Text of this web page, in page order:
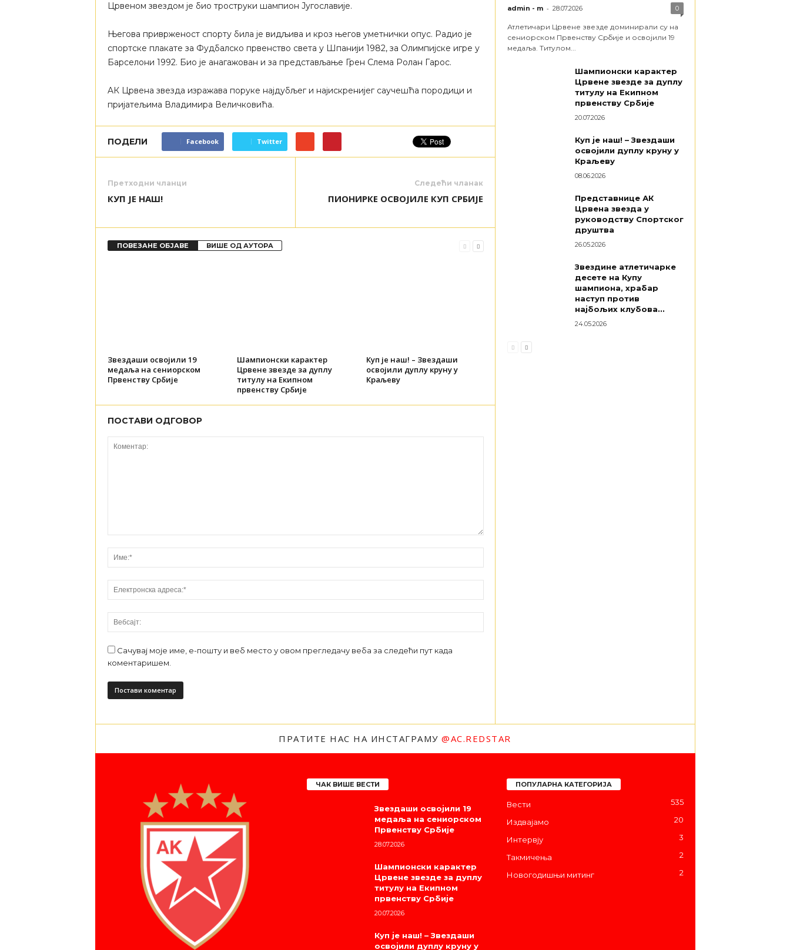
Црвеном звездом је био троструки шампион Југославије.
Његова приврженост спорту била је видљива и кроз његов уметнички опус. Радио је
спортске плакате за Фудбалско првенство света у Шпанији 1982, за Олимпијске игре у
Барселони 1992. Био је анагажован и за представљање Грен Слема Ролан Гарос.
AК Црвена звезда изражава поруке најдубљег и најискренијег саучешћа породици и
пријатељима Владимира Величковића.
ПОДЕЛИ Facebook Twitter
Претходни чланци
КУП ЈЕ НАШ!
Следећи чланак
ПИОНИРКЕ ОСВОЈИЛЕ КУП СРБИЈЕ
ПОВЕЗАНЕ ОБЈАВЕ ВИШЕ ОД АУТОРА
Звездаши освојили 19
медаља на сениорском
Првенству Србије
Шампионски карактер
Црвене звезде за дуплу
титулу на Екипном
првенству Србије
Куп је наш! – Звездаши
освојили дуплу круну у
Краљеву
ПОСТАВИ ОДГОВОР
Сачувај моје име, е-пошту и веб место у овом прегледачу веба за следећи пут када
коментаришем.
admin - m - 28.07.2026 0
Атлетичари Црвене звезде доминирали су на
сениорском Првенству Србије и освојили 19
медаља. Титулом...
Шампионски карактер
Црвене звезде за дуплу
титулу на Екипном
првенству Србије
20.07.2026
Куп је наш! – Звездаши
освојили дуплу круну у
Краљеву
08.06.2026
Представнице АК
Црвена звезда у
руководству Спортског
друштва
26.05.2026
Звездине атлетичарке
десете на Купу
шампиона, храбар
наступ против
најбољих клубова...
24.05.2026
ПРАТИТЕ НАС НА ИНСТАГРАМУ@AC.REDSTAR
ЧАК ВИШЕ ВЕСТИ
Звездаши освојили 19
медаља на сениорском
Првенству Србије
28.07.2026
Шампионски карактер
Црвене звезде за дуплу
титулу на Екипном
првенству Србије
20.07.2026
Куп је наш! – Звездаши
освојили дуплу круну у
ПОПУЛАРНА КАТЕГОРИЈА
Вести 535
Издвајамо 20
Интервју 3
Такмичења 2
Новогодишњи митинг 2